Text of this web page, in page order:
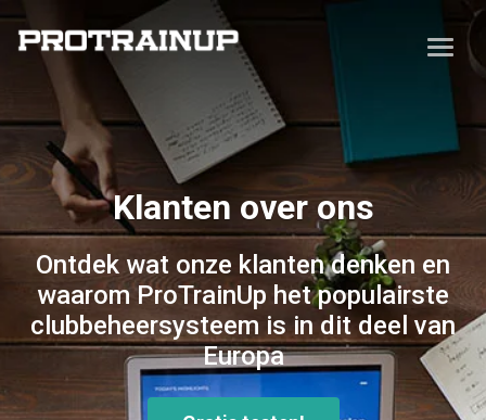
Klanten over ons
Ontdek wat onze klanten denken en
waarom ProTrainUp het populairste
clubbeheersysteem is in dit deel van
Europa